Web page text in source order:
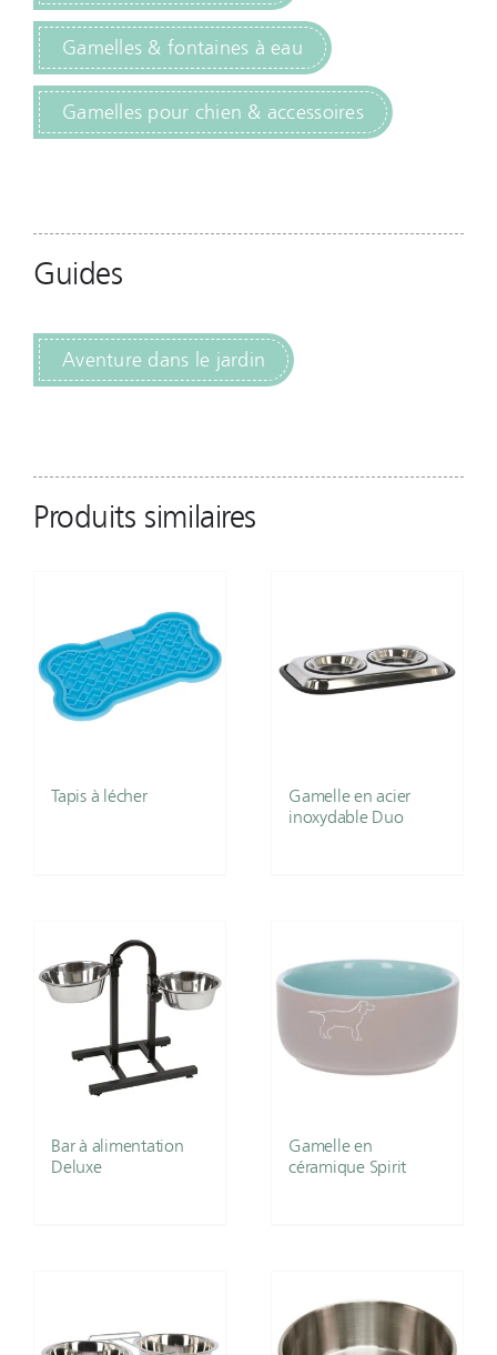
Gamelles & fontaines à eau
Gamelles pour chien & accessoires
Guides
Aventure dans le jardin
Produits similaires
Tapis à lécher
Gamelle en acier
inoxydable Duo
Bar à alimentation
Deluxe
Gamelle en
céramique Spirit